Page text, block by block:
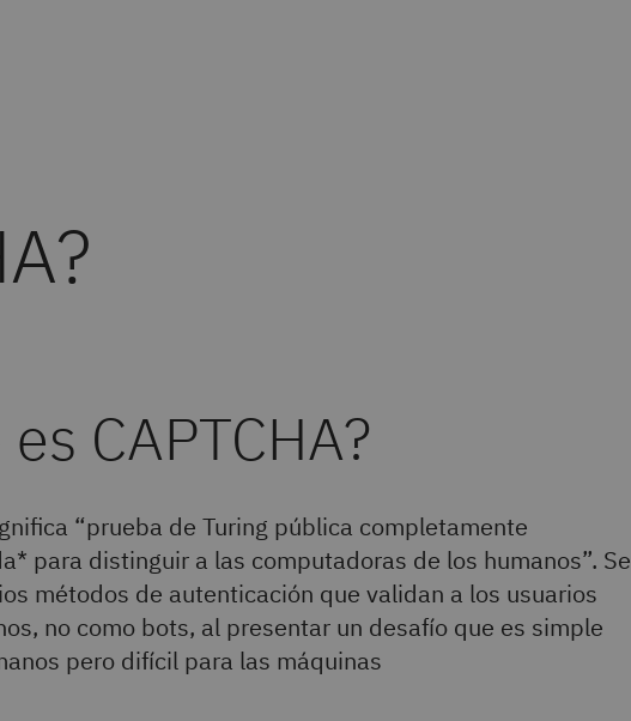
CAPTCHA?
“prueba de Turing pública completamente
para distinguir a las computadoras de los humanos”. Se
métodos de autenticación que validan a los usuarios
no como bots, al presentar un desafío que es simple
pero difícil para las máquinas